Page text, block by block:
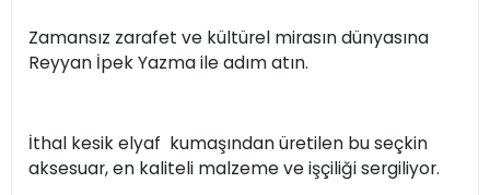
Zamansız zarafet ve kültürel mirasın dünyasına
Reyyan İpek Yazma ile adım atın.
İthal kesik elyaf kumaşından üretilen bu seçkin
aksesuar, en kaliteli malzeme ve işçiliği sergiliyor.